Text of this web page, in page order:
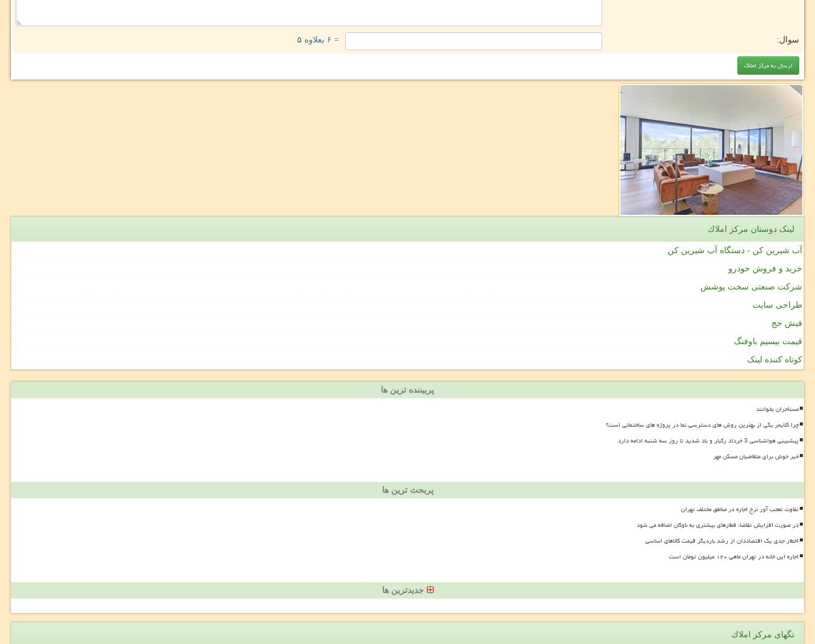
سوال: = ۶ بعلاوه ۵
لینک دوستان مركز املاك
آب شیرین کن - دستگاه آب شیرین کن
خرید و فروش خودرو
شرکت صنعتی سخت پوشش
طراحی سایت
فیش حج
قیمت بیسیم باوفنگ
کوتاه کننده لینک
پربیننده ترین ها
مستأجران بخوانند
چرا کلایمر یکی از بهترین روش های دسترسی نما در پروژه های ساختمانی است؟
پیشبینی هواشناسی 3 خرداد رگبار و باد شدید تا روز سه شنبه ادامه دارد
خبر خوش برای متقاضیان مسکن مهر
پربحث ترین ها
تفاوت تعجب آور نرخ اجاره در مناطق مختلف تهران
در صورت افزایش تقاضا، قطارهای بیشتری به ناوگان اضافه می شود
اخطار جدی یک اقتصاددان از رشد باردیگر قیمت کالاهای اساسی
اجاره این خانه در تهران ماهی ۱۲۰ میلیون تومان است
جدیدترین ها
تگهای مركز املاك